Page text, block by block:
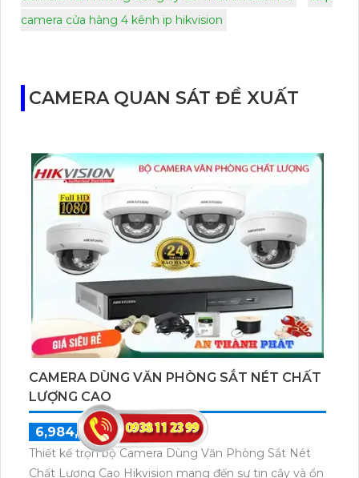
camera cửa hàng 4 kênh ip hikvision
CAMERA QUAN SÁT ĐỀ XUẤT
CAMERA DÙNG VĂN PHÒNG SẮT NÉT CHẤT
LƯỢNG CAO
6,984,000 ₫
9,800,000 ₫
Thiết kế trọn bộ Camera Dùng Văn Phòng Sắt Nét
Chất Lượng Cao Hikvision mang đến sự tin cậy và ổn